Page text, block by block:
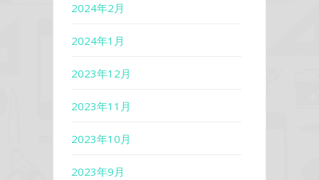
2024年2月
2024年1月
2023年12月
2023年11月
2023年10月
2023年9月